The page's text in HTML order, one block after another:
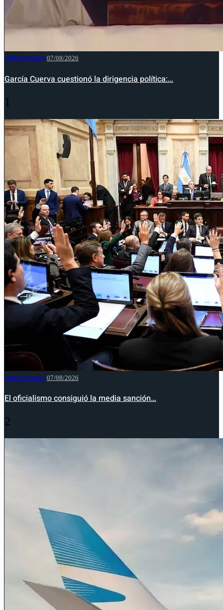
NACIONALES 07/08/2026
García Cuerva cuestionó la dirigencia política:…
1
NACIONALES 07/08/2026
El oficialismo consiguió la media sanción…
2